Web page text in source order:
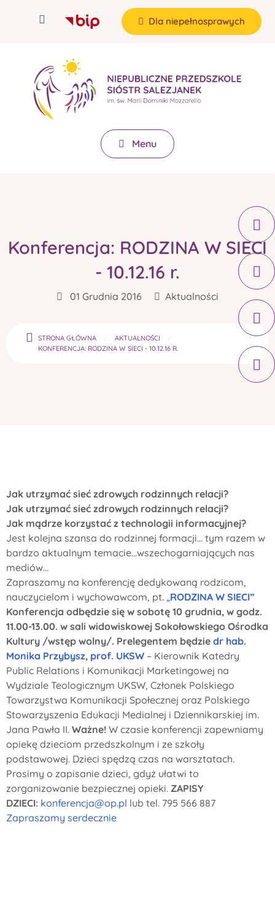
Dla niepełnosprawych
Menu
Konferencja: RODZINA W SIECI
- 10.12.16 r.
01 Grudnia 2016 Aktualności
STRONA GŁÓWNA
AKTUALNOŚCI
KONFERENCJA: RODZINA W SIECI - 10.12.16 R.
Jak utrzymać sieć zdrowych rodzinnych relacji?
Jak utrzymać sieć zdrowych rodzinnych relacji?
Jak mądrze korzystać z technologii informacyjnej?
Jest kolejna szansa do rodzinnej formacji... tym razem w
bardzo aktualnym temacie...wszechogarniających nas
mediów...
Zapraszamy na konferencję dedykowaną rodzicom,
nauczycielom i wychowawcom, pt. „RODZINA W SIECI”
Konferencja odbędzie się w sobotę 10 grudnia, w godz.
11.00-13.00. w sali widowiskowej Sokołowskiego Ośrodka
Kultury /wstęp wolny/. Prelegentem będzie dr hab.
Monika Przybysz, prof. UKSW – Kierownik Katedry
Public Relations i Komunikacji Marketingowej na
Wydziale Teologicznym UKSW, Członek Polskiego
Towarzystwa Komunikacji Społecznej oraz Polskiego
Stowarzyszenia Edukacji Medialnej i Dziennikarskiej im.
Jana Pawła II. Ważne! W czasie konferencji zapewniamy
opiekę dzieciom przedszkolnym i ze szkoły
podstawowej. Dzieci spędzą czas na warsztatach.
Prosimy o zapisanie dzieci, gdyż ułatwi to
zorganizowanie bezpiecznej opieki. ZAPISY
DZIECI: konferencja@op.pl lub tel. 795 566 887
Zapraszamy serdecznie